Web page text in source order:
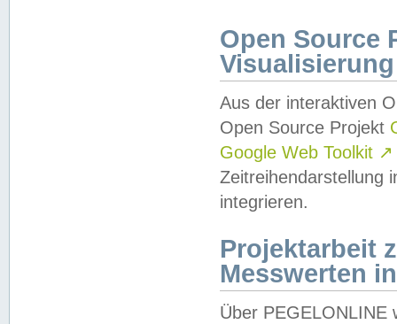
Open Source
Visualisierung
Aus der interaktiven
Open Source Projekt
Google Web Toolkit ↗
Zeitreihendarstellung
integrieren.
Projektarbeit
Messwerten
Über PEGELONLINE